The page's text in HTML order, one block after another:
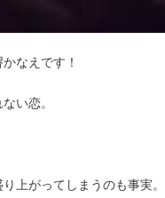
なえです！
い恋。
上がってしまうのも事実。